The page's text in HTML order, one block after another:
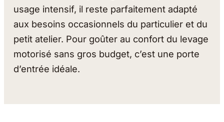
usage intensif, il reste parfaitement adapté
aux besoins occasionnels du particulier et du
petit atelier. Pour goûter au confort du levage
motorisé sans gros budget, c’est une porte
d’entrée idéale.